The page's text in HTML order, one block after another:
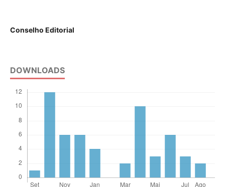
Conselho Editorial
DOWNLOADS